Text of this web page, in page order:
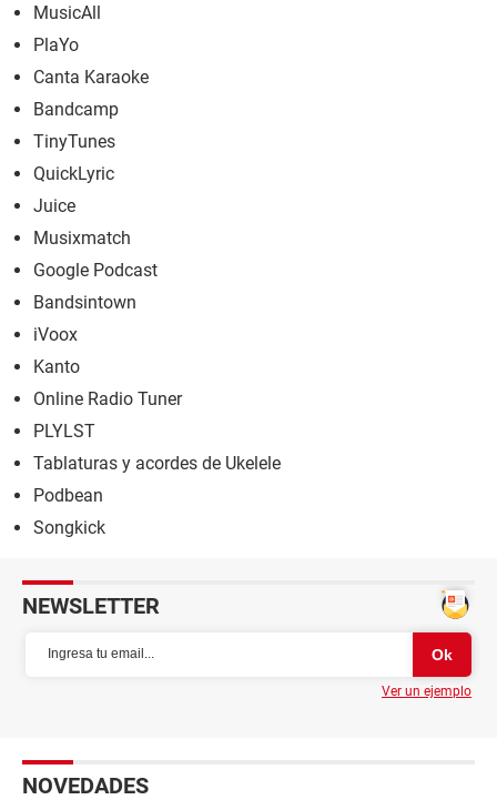
MusicAll
PlaYo
Canta Karaoke
Bandcamp
TinyTunes
QuickLyric
Juice
Musixmatch
Google Podcast
Bandsintown
iVoox
Kanto
Online Radio Tuner
PLYLST
Tablaturas y acordes de Ukelele
Podbean
Songkick
NEWSLETTER
Ver un ejemplo
NOVEDADES